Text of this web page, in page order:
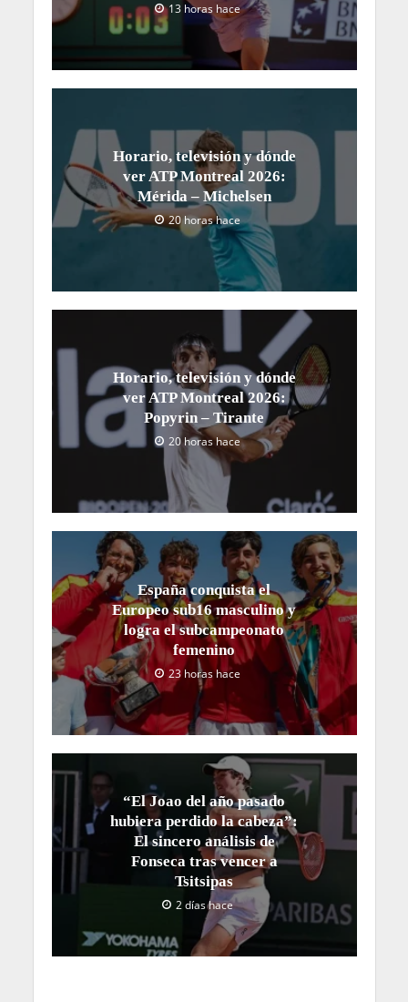
13 horas hace
Horario, televisión y dónde
ver ATP Montreal 2026:
Mérida – Michelsen
20 horas hace
Horario, televisión y dónde
ver ATP Montreal 2026:
Popyrin – Tirante
20 horas hace
España conquista el
Europeo sub16 masculino y
logra el subcampeonato
femenino
23 horas hace
“El Joao del año pasado
hubiera perdido la cabeza”:
El sincero análisis de
Fonseca tras vencer a
Tsitsipas
2 días hace